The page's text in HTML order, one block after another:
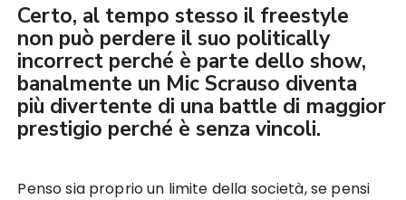
Certo, al tempo stesso il freestyle
non può perdere il suo politically
incorrect perché è parte dello show,
banalmente un Mic Scrauso diventa
più divertente di una battle di maggior
prestigio perché è senza vincoli.
Penso sia proprio un limite della società, se pensi